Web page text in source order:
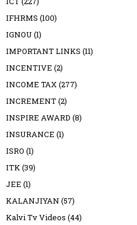
IFHRMS (100)
IGNOU (1)
IMPORTANT LINKS (11)
INCENTIVE (2)
INCOME TAX(277)
INCREMENT(2)
INSPIRE AWARD (8)
INSURANCE (1)
ISRO (1)
ITK(39)
JEE (1)
KALANJIYAN (57)
Kalvi Tv Videos (44)